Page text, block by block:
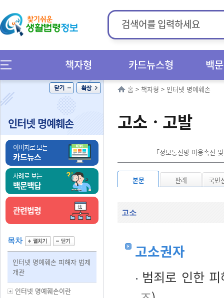
책자형 카드뉴스형 백
인터넷 명예훼손
이미지로 보는
카드뉴스
사례로 보는
백문백답
관련법령
목차
인터넷 명예훼손 피해자 법제
개관
인터넷 명예훼손이란
홈 > 책자형 > 인터넷 명예훼손
고소ㆍ고발
「정보통신망 이용촉진
본문 판례 국민
고소
고소권자
범죄로 인한